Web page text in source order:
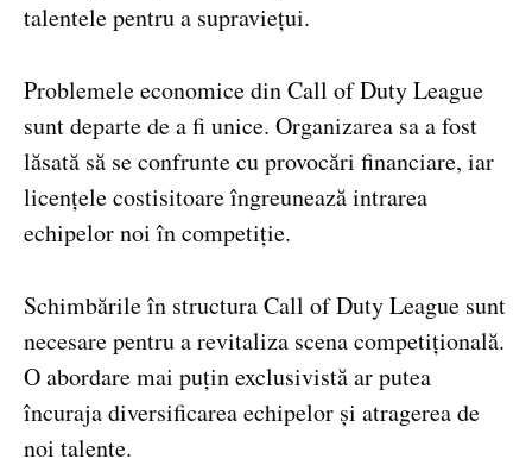
talentele pentru a supraviețui.
Problemele economice din Call of Duty League
sunt departe de a fi unice. Organizarea sa a fost
lăsată să se confrunte cu provocări financiare, iar
licențele costisitoare îngreunează intrarea
echipelor noi în competiție.
Schimbările în structura Call of Duty League sunt
necesare pentru a revitaliza scena competițională.
O abordare mai puțin exclusivistă ar putea
încuraja diversificarea echipelor și atragerea de
noi talente.